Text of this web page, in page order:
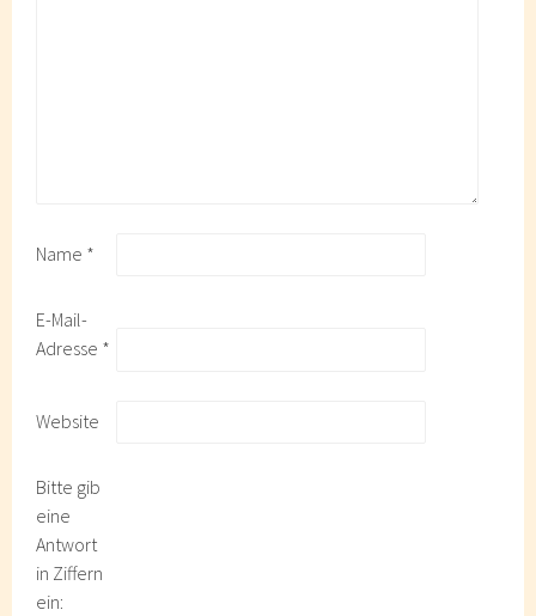
Name *
E-Mail-
Adresse *
Website
Bitte gib
eine
Antwort
in Ziffern
ein: